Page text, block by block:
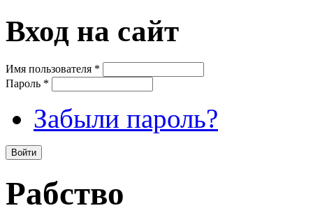
Вход на сайт
Имя пользователя *
Пароль *
Забыли пароль?
Рабство